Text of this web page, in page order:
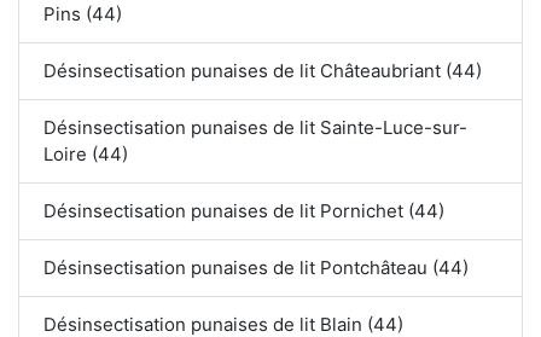
Pins (44)
Désinsectisation punaises de lit Châteaubriant (44)
Désinsectisation punaises de lit Sainte-Luce-sur-
Loire (44)
Désinsectisation punaises de lit Pornichet (44)
Désinsectisation punaises de lit Pontchâteau (44)
Désinsectisation punaises de lit Blain (44)